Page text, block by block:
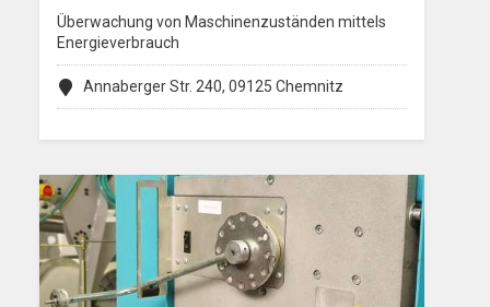
Überwachung von Maschinenzuständen mittels
Energieverbrauch
Annaberger Str. 240, 09125 Chemnitz